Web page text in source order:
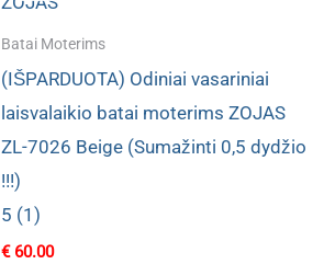
Batai Moterims
(IŠPARDUOTA) Odiniai vasariniai
laisvalaikio batai moterims ZOJAS
ZL-7026 Beige (Sumažinti 0,5 dydžio
!!!)
5 (1)
€60.00